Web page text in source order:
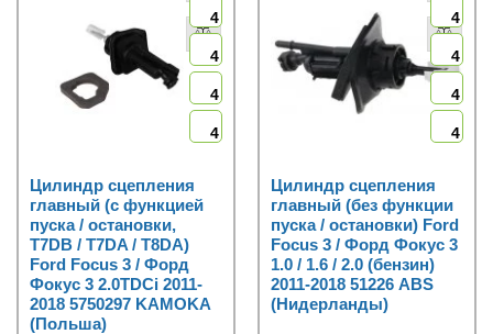
4
4
4
4
Цилиндр сцепления
главный (с функцией
пуска / остановки,
T7DB / T7DA / T8DA)
Ford Focus 3 / Форд
Фокус 3 2.0TDCi 2011-
2018 5750297 KAMOKA
(Польша)
4
4
4
4
Цилиндр сцепления
главный (без функции
пуска / остановки) Ford
Focus 3 / Форд Фокус 3
1.0 / 1.6 / 2.0 (бензин)
2011-2018 51226 ABS
(Нидерланды)